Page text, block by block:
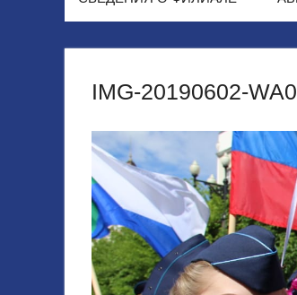
IMG-20190602-